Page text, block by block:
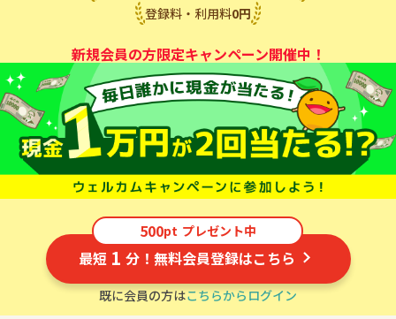
登録料・利用料0円
新規会員の方限定キャンペーン開催中！
500pt プレゼント中
最短 1 分！無料会員登録はこちら
既に会員の方はこちらからログイン